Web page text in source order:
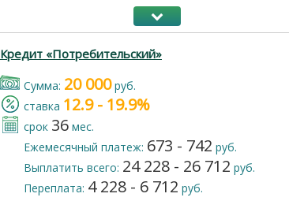
Кредит «Потребительский»
Cумма: 20 000руб.
cтавка 12.9 - 19.9%
срок 36 мес.
Ежемесячный платеж: 673 - 742 руб.
Выплатить всего: 24 228 - 26 712 руб.
Переплата: 4 228 - 6 712 руб.